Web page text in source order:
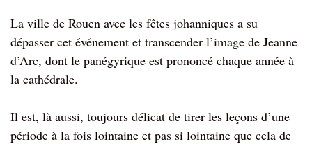
La ville de Rouen avec les fêtes johanniques a su
dépasser cet événement et transcender l’image de Jeanne
d’Arc, dont le panégyrique est prononcé chaque année à
la cathédrale.
Il est, là aussi, toujours délicat de tirer les leçons d’une
période à la fois lointaine et pas si lointaine que cela de